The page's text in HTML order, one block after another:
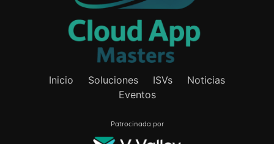
Inicio Soluciones ISVs
Noticias
Eventos
Patrocinada por